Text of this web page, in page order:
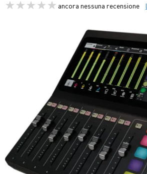
ancora nessuna recensione